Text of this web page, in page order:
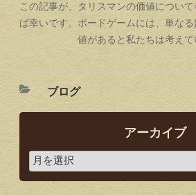
この記事が、タリスマンの価値につい
ば幸いです。ボードゲームには、単な
値があると私たちは考えて
ブログ
アーカイブ